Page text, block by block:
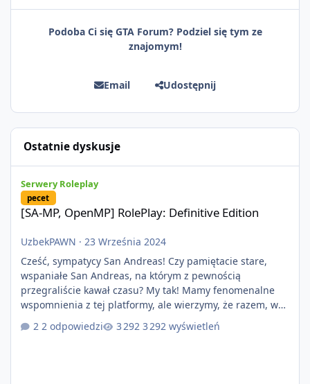
Podoba Ci się GTA Forum? Podziel się tym ze
znajomym!
Email Udostępnij
Ostatnie dyskusje
Serwery Roleplay
pecet
[SA-MP, OpenMP] RolePlay: Definitive Edition
UzbekPAWN · 23 Września 2024
Cześć, sympatycy San Andreas! Czy pamiętacie stare,
wspaniałe San Andreas, na którym z pewnością
przegraliście kawał czasu? My tak! Mamy fenomenalne
wspomnienia z tej platformy, ale wierzymy, że razem, w
nowopowstającym projekcie RolePlay: Definitive Edition
uda nam się zbudować nowe, piękne chwile w roleplayu,
2 odpowiedzi 3 292 wyświetleń